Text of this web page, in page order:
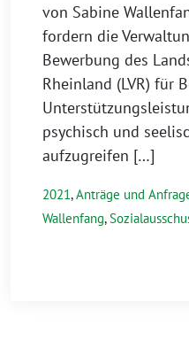
von Sabine
fordern die
Bewerbung des
Rheinland (LVR) für
psychisch und
aufzugreifen […]
2021,Anträge und
Wallenfang,